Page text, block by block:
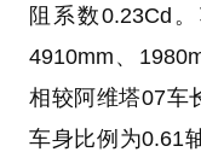
阻系数0.23Cd
4910mm、
相较阿维塔07车
车身比例为0.61